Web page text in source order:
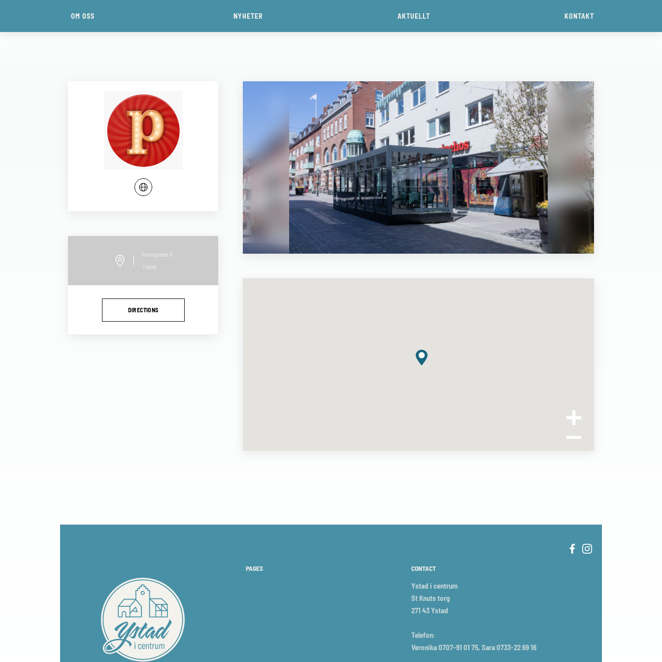
OM OSS NYHETER AKTUELLT KONTAKT
Hamngatan 5
Ystad
DIRECTIONS
PAGES CONTACT
Ystad i centrum
St Knuts torg
271 43 Ystad
Telefon:
Veronika 0707-91 01 75, Sara 0733-22 69 16